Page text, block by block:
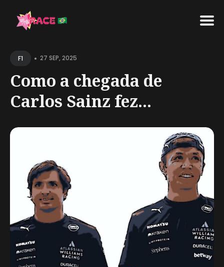
for
F1 • 27 SEP, 2025
Como a chegada de
Carlos Sainz fez...